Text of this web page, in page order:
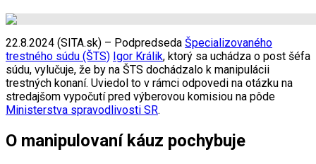
22.8.2024 (SITA.sk) – Podpredseda Špecializovaného
trestného súdu (ŠTS) Igor Králik, ktorý sa uchádza o post šéfa
súdu, vylučuje, že by na ŠTS dochádzalo k manipulácii
trestných konaní. Uviedol to v rámci odpovedi na otázku na
stredajšom vypočutí pred výberovou komisiou na pôde
Ministerstva spravodlivosti SR.
O manipulovaní káuz pochybuje